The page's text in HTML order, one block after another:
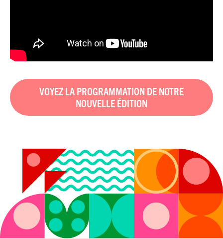
VOYEZ LA PROGRAMMATION DE NOTRE
NOUVELLE ÉDITION